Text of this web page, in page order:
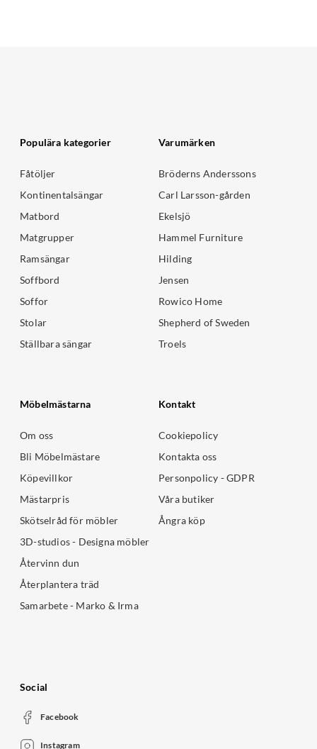
Populära kategorier
Fåtöljer
Kontinentalsängar
Matbord
Matgrupper
Ramsängar
Soffbord
Soffor
Stolar
Ställbara sängar
Varumärken
Bröderns Anderssons
Carl Larsson-gården
Ekelsjö
Hammel Furniture
Hilding
Jensen
Rowico Home
Shepherd of Sweden
Troels
Möbelmästarna
Om oss
Bli Möbelmästare
Köpevillkor
Mästarpris
Skötselråd för möbler
3D-studios - Designa möbler
Återvinn dun
Återplantera träd
Samarbete - Marko & Irma
Kontakt
Cookiepolicy
Kontakta oss
Personpolicy - GDPR
Våra butiker
Ångra köp
Social
Facebook
Instagram